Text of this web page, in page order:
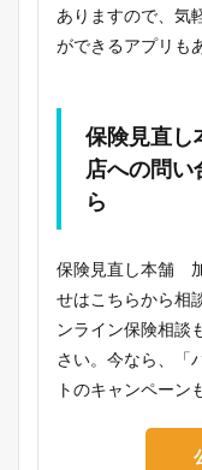
ありますので、気
ができるアプリも
保険見直
店への問
ら
保険見直し本舗
せはこちらから相
ンライン保険相談
さい。今なら、「
トのキャンペーン